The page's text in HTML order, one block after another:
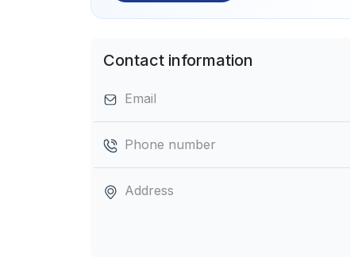
Contact information
Email
Phone number
Address